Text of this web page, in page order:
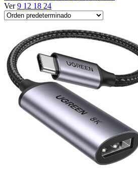
Ver9 12 18 24